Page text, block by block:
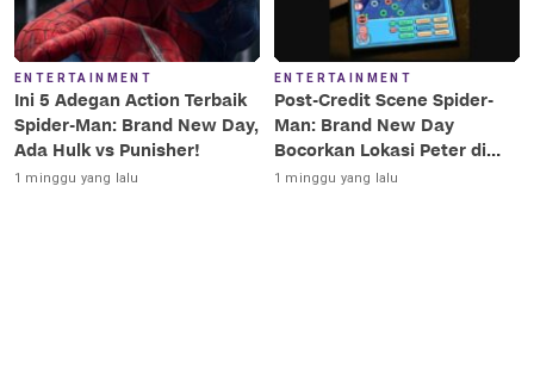
ENTERTAINMENT
Ini 5 Adegan Action Terbaik
Spider-Man: Brand New Day,
Ada Hulk vs Punisher!
1 minggu yang lalu
ENTERTAINMENT
Post-Credit Scene Spider-
Man: Brand New Day
Bocorkan Lokasi Peter di
Luar Angkasa!
1 minggu yang lalu